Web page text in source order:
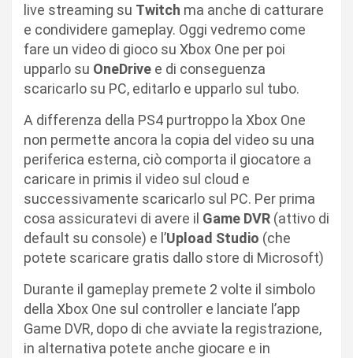
live streaming su Twitch ma anche di catturare
e condividere gameplay. Oggi vedremo come
fare un video di gioco su Xbox One per poi
upparlo su OneDrive e di conseguenza
scaricarlo su PC, editarlo e upparlo sul tubo.
A differenza della PS4 purtroppo la Xbox One
non permette ancora la copia del video su una
periferica esterna, ciò comporta il giocatore a
caricare in primis il video sul cloud e
successivamente scaricarlo sul PC. Per prima
cosa assicuratevi di avere il Game DVR (attivo di
default su console) e l’Upload Studio (che
potete scaricare gratis dallo store di Microsoft)
Durante il gameplay premete 2 volte il simbolo
della Xbox One sul controller e lanciate l’app
Game DVR, dopo di che avviate la registrazione,
in alternativa potete anche giocare e in